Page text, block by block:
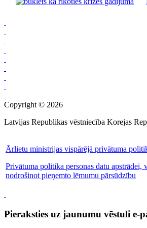
Copyright © 2026
Latvijas Republikas vēstniecība Korejas
Ārlietu ministrijas vispārējā privātuma
Privātuma politika personas datu
nodrošinot pieņemto lēmumu pārsūdzību
Pieraksties uz jaunumu vēstuli e-